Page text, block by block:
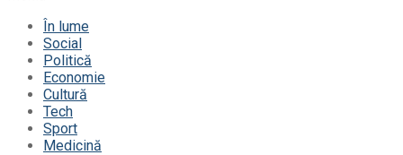
În lume
Social
Politică
Economie
Cultură
Tech
Sport
Medicină